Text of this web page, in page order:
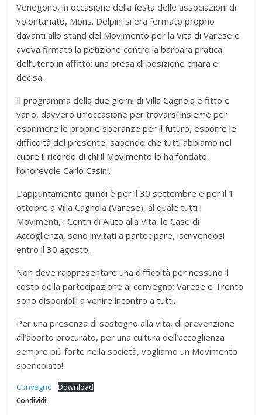
Venegono, in occasione della festa delle associazioni di
volontariato, Mons. Delpini si era fermato proprio
davanti allo stand del Movimento per la Vita di Varese e
aveva firmato la petizione contro la barbara pratica
dell’utero in affitto: una presa di posizione chiara e
decisa.
Il programma della due giorni di Villa Cagnola è fitto e
vario, davvero un’occasione per trovarsi insieme per
esprimere le proprie speranze per il futuro, esporre le
difficoltà del presente, sapendo che tutti abbiamo nel
cuore il ricordo di chi il Movimento lo ha fondato,
l’onorevole Carlo Casini.
L’appuntamento quindi è per il 30 settembre e per il 1
ottobre a Villa Cagnola (Varese), al quale tutti i
Movimenti, i Centri di Aiuto alla Vita, le Case di
Accoglienza, sono invitati a partecipare, iscrivendosi
entro il 30 agosto.
Non deve rappresentare una difficoltà per nessuno il
costo della partecipazione al convegno: Varese e Trento
sono disponibili a venire incontro a tutti.
Per una presenza di sostegno alla vita, di prevenzione
all’aborto procurato, per una cultura dell’accoglienza
sempre più forte nella società, vogliamo un Movimento
spericolato!
Convegno Download
Condividi: